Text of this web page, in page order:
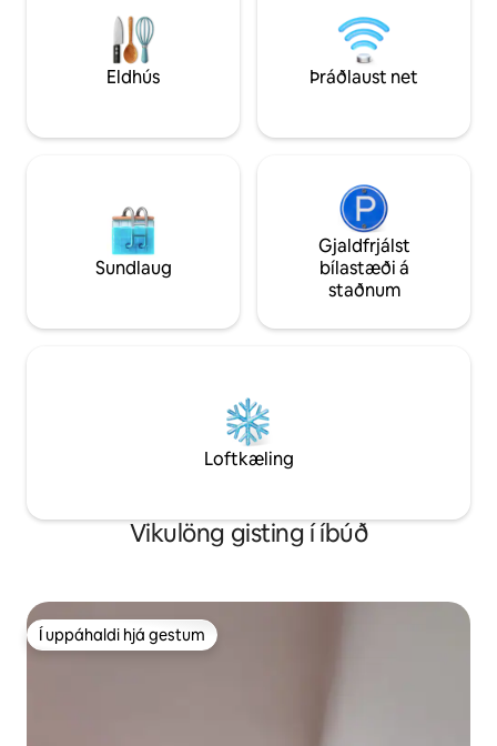
almenningssamgöngur, veitingastaðir,
verslanir, BECO, EPA, apótek,
næturklúbbar, matvöruverslanir,
almenningsgarðar, hótel o.s.frv.
Eldhús Þráðlaust net
Sundlaug
Gjaldfrjálst
bílastæði á
staðnum
Loftkæling
Vikulöng gisting í íbúð
Í uppáhaldi hjá gestum
Í uppáhaldi hjá gestum